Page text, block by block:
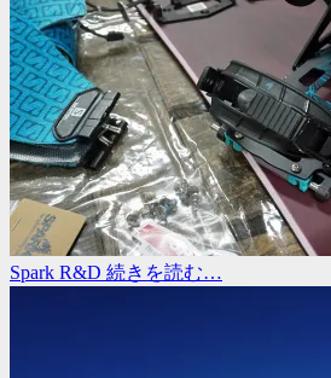
Spark R&D 続きを読む…